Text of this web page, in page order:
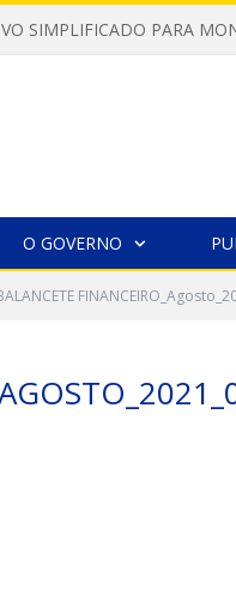
SIMPLIFICADO PARA
O GOVERNO